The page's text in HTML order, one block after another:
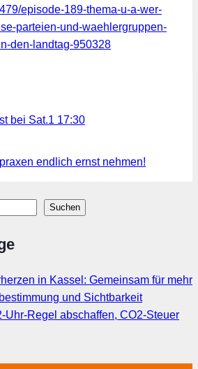
episode-189-thema-u-a-wer-
parteien-und-waehlergruppen-
den-landtag-950328
bei Sat.1 17:30
endlich ernst nehmen!
Suchen
in Kassel: Gemeinsam für mehr
und Sichtbarkeit
Uhr-Regel abschaffen, CO2-Steuer